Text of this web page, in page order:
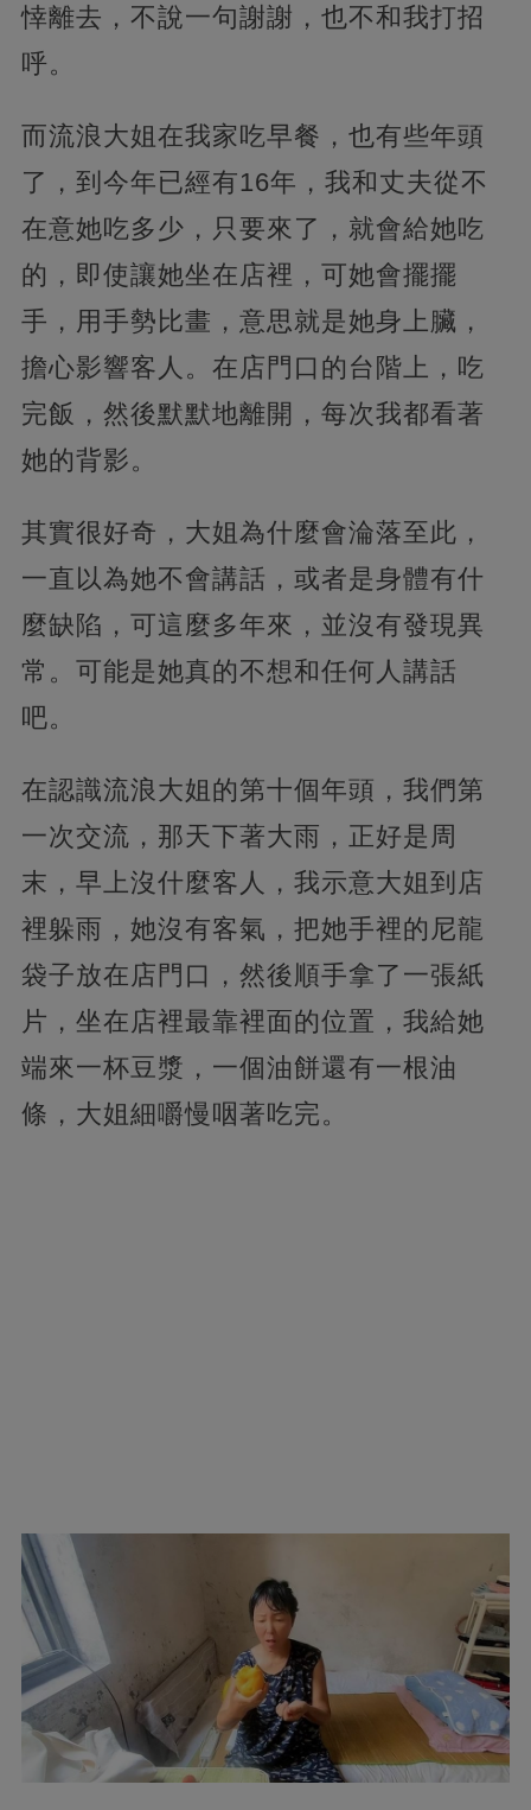
悻離去，不說一句謝謝，也不和我打招
呼。
而流浪大姐在我家吃早餐，也有些年頭
了，到今年已經有16年，我和丈夫從不
在意她吃多少，只要來了，就會給她吃
的，即使讓她坐在店裡，可她會擺擺
手，用手勢比畫，意思就是她身上臟，
擔心影響客人。在店門口的台階上，吃
完飯，然後默默地離開，每次我都看著
她的背影。
其實很好奇，大姐為什麼會淪落至此，
一直以為她不會講話，或者是身體有什
麼缺陷，可這麼多年來，並沒有發現異
常。可能是她真的不想和任何人講話
吧。
在認識流浪大姐的第十個年頭，我們第
一次交流，那天下著大雨，正好是周
末，早上沒什麼客人，我示意大姐到店
裡躲雨，她沒有客氣，把她手裡的尼龍
袋子放在店門口，然後順手拿了一張紙
片，坐在店裡最靠裡面的位置，我給她
端來一杯豆漿，一個油餅還有一根油
條，大姐細嚼慢咽著吃完。